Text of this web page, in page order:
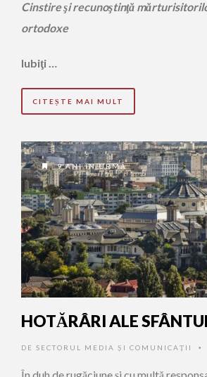
Cinstire şi recunoştinţă
ortodoxe
Iubiţi …
CITEȘTE MAI MULT
9 ANI ÎN URMĂ
HOTĂRÂRI ALE
DE SECTORUL MEDIA ȘI COMUNICAȚII •